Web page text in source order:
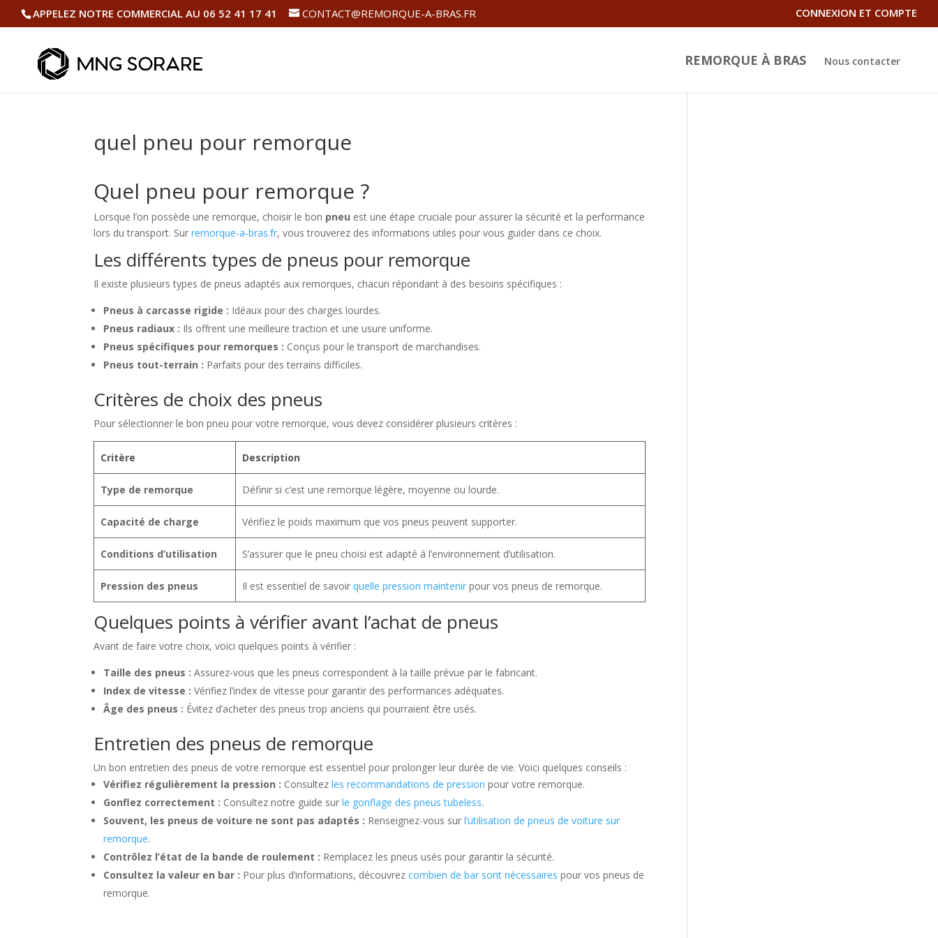
APPELEZ NOTRE COMMERCIAL AU 06 52 41 17 41 CONTACT@REMORQUE-A-BRAS.FR CONNEXION ET COMPTE
REMORQUE À BRAS Nous contacter
quel pneu pour remorque
Quel pneu pour remorque ?
Lorsque l’on possède une remorque, choisir le bon pneu est une étape cruciale pour assurer la sécurité et la performance
lors du transport. Surremorque-a-bras.fr, vous trouverez des informations utiles pour vous guider dans ce choix.
Les différents types de pneus pour remorque
Il existe plusieurs types de pneus adaptés aux remorques, chacun répondant à des besoins spécifiques :
Pneus à carcasse rigide : Idéaux pour des charges lourdes.
Pneus radiaux : Ils offrent une meilleure traction et une usure uniforme.
Pneus spécifiques pour remorques : Conçus pour le transport de marchandises.
Pneus tout-terrain : Parfaits pour des terrains difficiles.
Critères de choix des pneus
Pour sélectionner le bon pneu pour votre remorque, vous devez considérer plusieurs critères :
Critère Description
Type de remorque Définir si c’est une remorque légère, moyenne ou lourde.
Capacité de charge Vérifiez le poids maximum que vos pneus peuvent supporter.
Conditions d’utilisation S’assurer que le pneu choisi est adapté à l’environnement d’utilisation.
Pression des pneus Il est essentiel de savoir quelle pression maintenirpour vos pneus de remorque.
Quelques points à vérifier avant l’achat de pneus
Avant de faire votre choix, voici quelques points à vérifier :
Taille des pneus : Assurez-vous que les pneus correspondent à la taille prévue par le fabricant.
Index de vitesse : Vérifiez l’index de vitesse pour garantir des performances adéquates.
Âge des pneus : Évitez d’acheter des pneus trop anciens qui pourraient être usés.
Entretien des pneus de remorque
Un bon entretien des pneus de votre remorque est essentiel pour prolonger leur durée de vie. Voici quelques conseils :
Vérifiez régulièrement la pression : Consultezles recommandations de pression pour votre remorque.
Gonflez correctement : Consultez notre guide surle gonflage des pneus tubeless.
Souvent, les pneus de voiture ne sont pas adaptés : Renseignez-vous surl’utilisation de pneus de voiture sur
remorque.
Contrôlez l’état de la bande de roulement : Remplacez les pneus usés pour garantir la sécurité.
Consultez la valeur en bar : Pour plus d’informations, découvrezcombien de bar sont nécessaires pour vos pneus de
remorque.